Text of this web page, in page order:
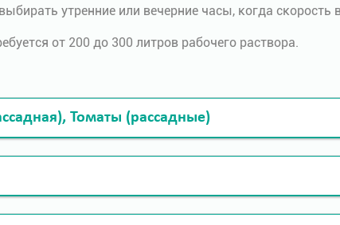
утренние или вечерние часы, когда
от 200 до 300 литров рабочего раствора.
Томаты (рассадные)